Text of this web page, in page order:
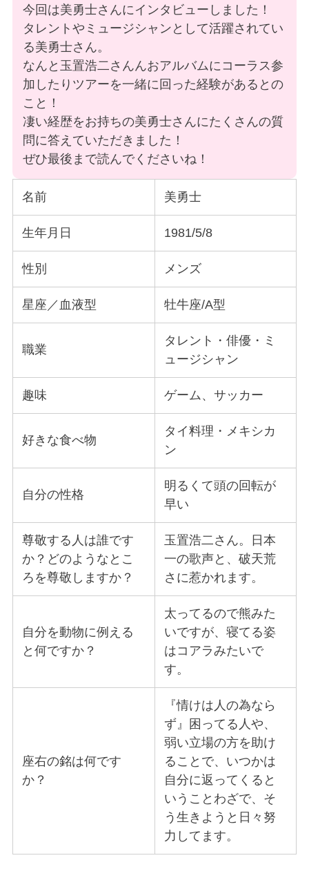
今回は美勇士さんにインタビューしました！
タレントやミュージシャンとして活躍されてい
る美勇士さん。
なんと玉置浩二さんんおアルバムにコーラス参
加したりツアーを一緒に回った経験があるとの
こと！
凄い経歴をお持ちの美勇士さんにたくさんの質
問に答えていただきました！
ぜひ最後まで読んでくださいね！
名前 美勇士
生年月日 1981/5/8
性別 メンズ
星座／血液型 牡牛座/A型
職業
タレント・俳優・ミ
ュージシャン
趣味 ゲーム、サッカー
好きな食べ物
タイ料理・メキシカ
ン
自分の性格
明るくて頭の回転が
早い
尊敬する人は誰です
か？どのようなとこ
ろを尊敬しますか？
玉置浩二さん。日本
一の歌声と、破天荒
さに惹かれます。
自分を動物に例える
と何ですか？
太ってるので熊みた
いですが、寝てる姿
はコアラみたいで
す。
座右の銘は何です
か？
『情けは人の為なら
ず』困ってる人や、
弱い立場の方を助け
ることで、いつかは
自分に返ってくると
いうことわざで、そ
う生きようと日々努
力してます。